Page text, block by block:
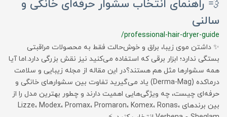
💨 راهنمای انتخاب سشوار حرفه‌ای خانگی و
سالنی
/professional-hair-dryer-guide
✨ داشتن موی زیبا، براق و خوش‌حالت فقط به محصولات مراقبتی
بستگی ندارد؛ ابزار برقی که استفاده می‌کنید نیز نقش بزرگی دارد.اما آیا
همه سشوارها مثل هم هستند؟در این مقاله از مجله زیبایی و سلامت
درماکده (Derma-Mag) یاد می‌گیرید تفاوت بین سشوارهای خانگی و
حرفه‌ای چیست، چه ویژگی‌هایی اهمیت دارند و چطور بهترین مدل را از
بین برندهای Lizze، Modex، Promax، Promaron، Komex، Ronas،